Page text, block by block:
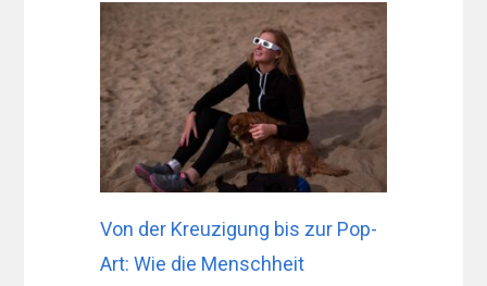
Von der Kreuzigung bis zur Pop-
Art: Wie die Menschheit